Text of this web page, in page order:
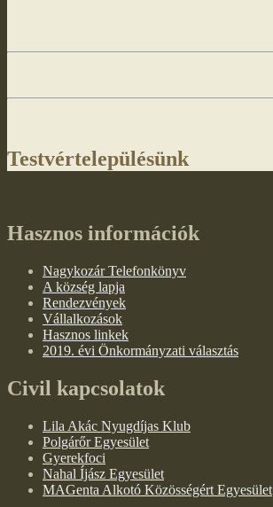
Testvértelepülésünk
Hasznos információk
Nagykozár Telefonkönyv
A község lapja
Rendezvények
Vállalkozások
Hasznos linkek
2019. évi Önkormányzati választás
Civil kapcsolatok
Lila Akác Nyugdíjas Klub
Polgárőr Egyesület
Gyerekfoci
Nahal Íjász Egyesület
MAGenta Alkotó Közösségért Egyesület